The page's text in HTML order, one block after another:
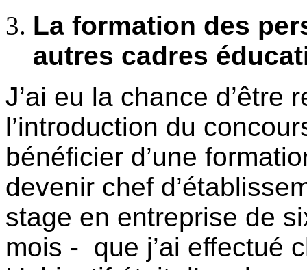
La formation des
autres cadres
J’ai eu la chance d’être
l’introduction du
bénéficier d’une
devenir chef
stage en entreprise de
mois - que j’ai effectué